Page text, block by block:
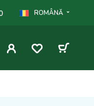
ROMÂNĂ